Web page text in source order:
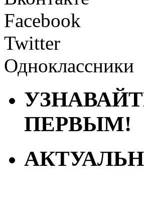
Facebook
Twitter
Одноклассники
ПЕРВЫМ!